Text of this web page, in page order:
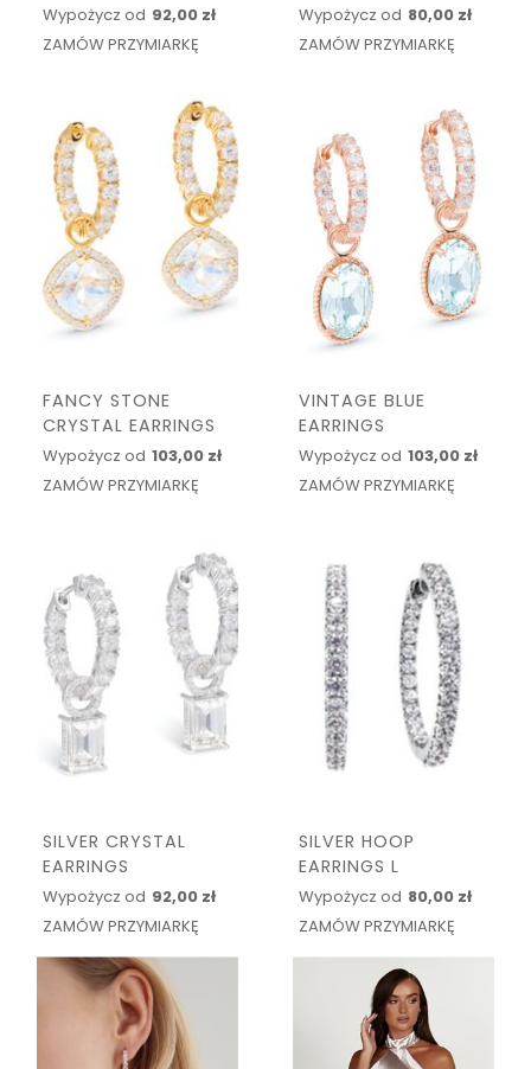
Wypożycz od 92,00 zł
ZAMÓW PRZYMIARKĘ
Wypożycz od 80,00 zł
ZAMÓW PRZYMIARKĘ
FANCY STONE
CRYSTAL EARRINGS
Wypożycz od 103,00 zł
ZAMÓW PRZYMIARKĘ
VINTAGE BLUE
EARRINGS
Wypożycz od 103,00 zł
ZAMÓW PRZYMIARKĘ
SILVER CRYSTAL
EARRINGS
Wypożycz od 92,00 zł
ZAMÓW PRZYMIARKĘ
SILVER HOOP
EARRINGS L
Wypożycz od 80,00 zł
ZAMÓW PRZYMIARKĘ